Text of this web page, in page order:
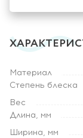
Материал
Степень блеска
Вес
Длина, мм
Ширина, мм